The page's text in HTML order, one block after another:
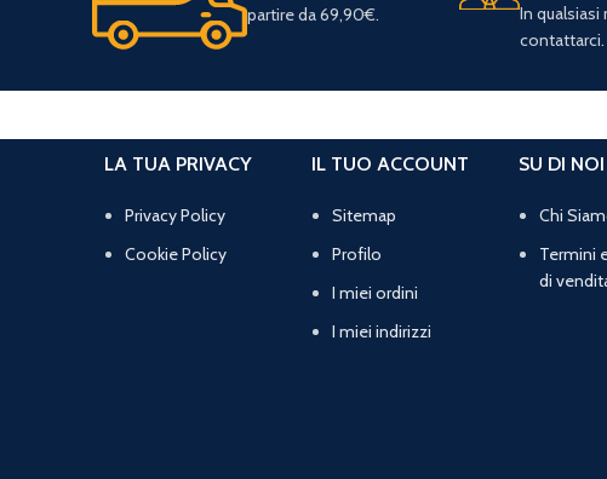
partire da 69,90€.
In
contattarci.
LA TUA PRIVACY
Privacy Policy
Cookie Policy
IL TUO ACCOUNT
Sitemap
Profilo
I miei ordini
I miei indirizzi
SU DI NOI
Chi
Termini
di